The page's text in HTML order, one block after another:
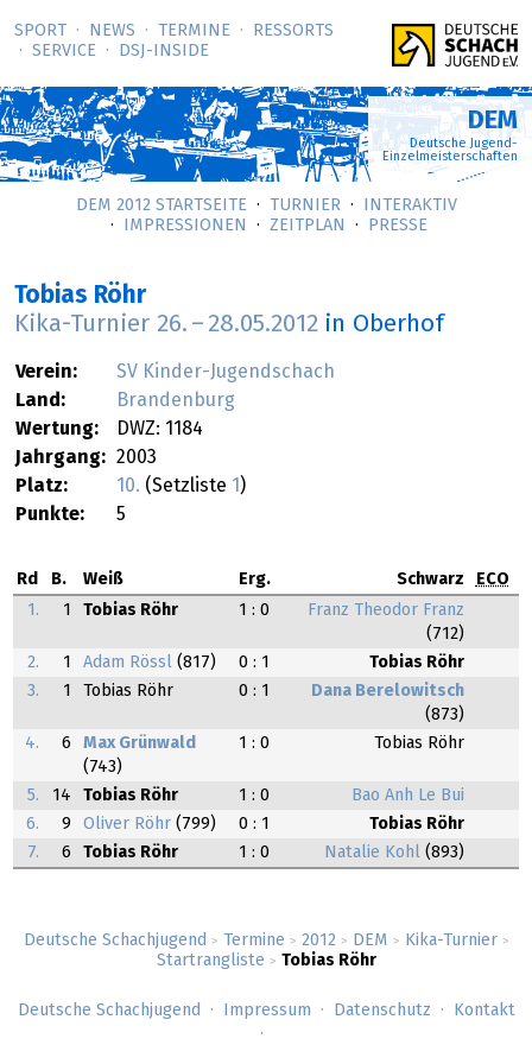
SPORT NEWS TERMINE
RESSORTS
SERVICE
DSJ-­INSIDE
Deutsche Schachjugend > Termine > 2012 > DEM > Kika-Turnier >
Startrangliste > Tobias Röhr
DEM
Deutsche Jugend-
Einzelmeisterschaften
DEM 2012 STARTSEITE TURNIER
INTERAKTIV
IMPRESSIONEN
ZEITPLAN PRESSE
Tobias Röhr
Kika-Turnier 26. – 28.05.2012 in Oberhof
Verein:
SV Kinder-Jugendschach
Land:
Brandenburg
Wertung:
DWZ: 1184
Jahrgang: 2003
Platz:
10. (Setzliste 1 )
Punkte:
5
Rd B. Weiß Erg. Schwarz
ECO
1.
1 Tobias Röhr 1 : 0
Franz Theodor Franz
(712)
2.
1 Adam Rössl (817) 0 : 1
Tobias Röhr
3.
1 Tobias Röhr 0 : 1
Dana Berelowitsch
(873)
4.
6
Max Grünwald
(743)
1 : 0 Tobias Röhr
5. 14 Tobias Röhr 1 : 0
Bao Anh Le Bui
6.
9 Oliver Röhr (799) 0 : 1
Tobias Röhr
7.
6 Tobias Röhr 1 : 0 Natalie Kohl (893)
Deutsche Schachjugend Impressum Datenschutz Kontakt